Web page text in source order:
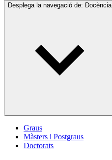
Desplega la navegació de: Docència
Graus
Màsters i Postgraus
Doctorats